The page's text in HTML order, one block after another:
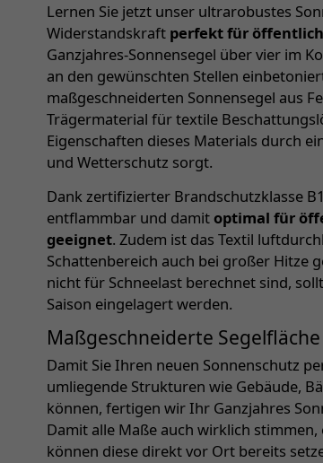
Lernen Sie jetzt unser ultrarobustes
Widerstandskraft perfekt für
Ganzjahres-Sonnensegel über vier im
an den gewünschten Stellen
maßgeschneiderten Sonnensegel aus
Trägermaterial für textile
Eigenschaften dieses Materials durch
und Wetterschutz sorgt.
Dank zertifizierter Brandschutzklasse
entflammbar und damitoptimal für
geeignet. Zudem ist das Textil
Schattenbereich auch bei großer Hitze
nicht für Schneelast berechnet sind,
Saison eingelagert werden.
Maßgeschneiderte
Damit Sie Ihren neuen Sonnenschutz
umliegende Strukturen wie Gebäude,
können, fertigen wir Ihr Ganzjahres
Damit alle Maße auch wirklich
können diese direkt vor Ort bereits